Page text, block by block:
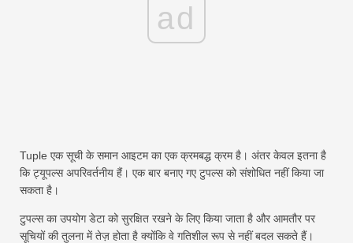
ad
Tuple एक सूची के समान आइटम का एक क्रमबद्ध क्रम है। अंतर केवल इतना है
कि ट्यूपल्स अपरिवर्तनीय हैं। एक बार बनाए गए टुपल्स को संशोधित नहीं किया जा
सकता है।
टुपल्स का उपयोग डेटा को सुरक्षित रखने के लिए किया जाता है और आमतौर पर
सूचियों की तुलना में तेज़ होता है क्योंकि वे गतिशील रूप से नहीं बदल सकते हैं।